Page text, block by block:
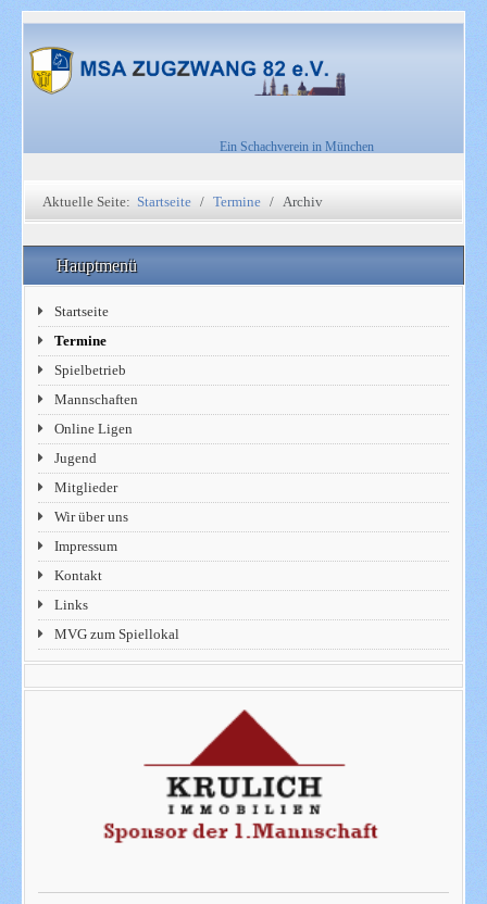
Ein Schachverein in München
Aktuelle Seite: Startseite Termine Archiv
Hauptmenü
Startseite
Termine
Spielbetrieb
Mannschaften
Online Ligen
Jugend
Mitglieder
Wir über uns
Impressum
Kontakt
Links
MVG zum Spiellokal